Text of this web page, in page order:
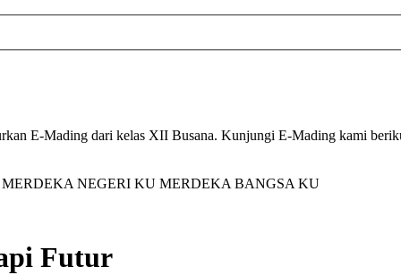
E-Mading dari kelas XII Busana. Kunjungi E-Mading kami
NEGERI KU MERDEKA BANGSA KU
Futur